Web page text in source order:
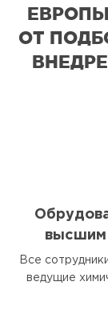
ОТ
высшим
Все
ведущие